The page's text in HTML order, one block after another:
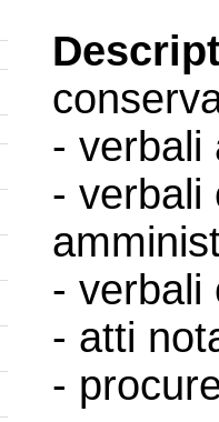
- verbali
- verbali
- verbali
- atti
-